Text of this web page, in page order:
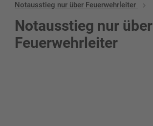
Notausstieg nur über Feuerwehrleiter
Notausstieg nur über
Feuerwehrleiter